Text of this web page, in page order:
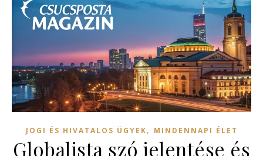
JOGI ÉS HIVATALOS ÜGYEK, MINDENNAPI ÉLET
Globalista szó jelentése és